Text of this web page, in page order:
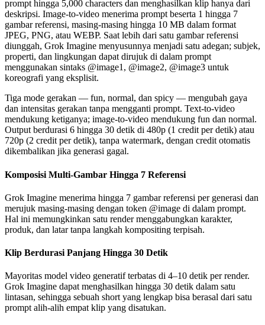
prompt hingga 5,000 characters dan menghasilkan klip hanya dari
deskripsi. Image-to-video menerima prompt beserta 1 hingga 7
gambar referensi, masing-masing hingga 10 MB dalam format
JPEG, PNG, atau WEBP. Saat lebih dari satu gambar referensi
diunggah, Grok Imagine menyusunnya menjadi satu adegan; subjek,
properti, dan lingkungan dapat dirujuk di dalam prompt
menggunakan sintaks @image1, @image2, @image3 untuk
koreografi yang eksplisit.
Tiga mode gerakan — fun, normal, dan spicy — mengubah gaya
dan intensitas gerakan tanpa mengganti prompt. Text-to-video
mendukung ketiganya; image-to-video mendukung fun dan normal.
Output berdurasi 6 hingga 30 detik di 480p (1 credit per detik) atau
720p (2 credit per detik), tanpa watermark, dengan credit otomatis
dikembalikan jika generasi gagal.
Komposisi Multi-Gambar Hingga 7 Referensi
Grok Imagine menerima hingga 7 gambar referensi per generasi dan
merujuk masing-masing dengan token @image di dalam prompt.
Hal ini memungkinkan satu render menggabungkan karakter,
produk, dan latar tanpa langkah kompositing terpisah.
Klip Berdurasi Panjang Hingga 30 Detik
Mayoritas model video generatif terbatas di 4–10 detik per render.
Grok Imagine dapat menghasilkan hingga 30 detik dalam satu
lintasan, sehingga sebuah short yang lengkap bisa berasal dari satu
prompt alih-alih empat klip yang disatukan.